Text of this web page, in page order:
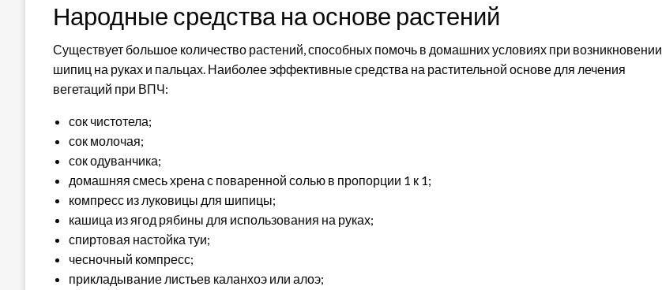
Народные средства на основе растений
Существует большое количество растений, способных помочь в домашних условиях при возникновении
шипиц на руках и пальцах. Наиболее эффективные средства на растительной основе для лечения
вегетаций при ВПЧ:
сок чистотела;
сок молочая;
сок одуванчика;
домашняя смесь хрена с поваренной солью в пропорции 1 к 1;
компресс из луковицы для шипицы;
кашица из ягод рябины для использования на руках;
спиртовая настойка туи;
чесночный компресс;
прикладывание листьев каланхоэ или алоэ;